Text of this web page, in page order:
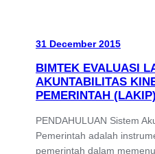
31 December 2015
BIMTEK EVALUASI
AKUNTABILITAS
PEMERINTAH (LAKIP)
PENDAHULUAN Sistem
Pemerintah adalah
pemerintah dalam